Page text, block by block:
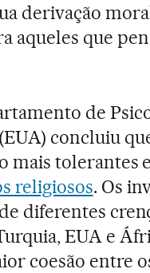
derivação
aqueles que
de
concluiu
mais tolerantes
religiosos. Os
diferentes
EUA e
coesão entre